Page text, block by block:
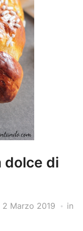
dolce di
2 Marzo 2019
in